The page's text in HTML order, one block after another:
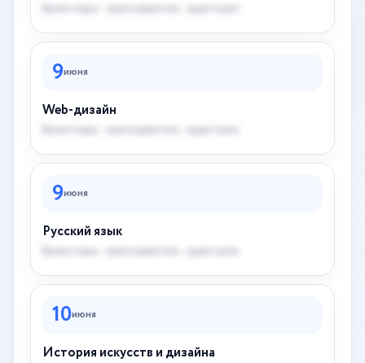
Время пары · преподаватель · аудитория
9июня
Web-дизайн
Время пары · преподаватель · аудитория
9июня
Русский язык
Время пары · преподаватель · аудитория
10июня
История искусств и дизайна